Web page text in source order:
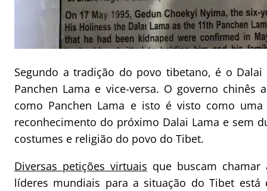
Segundo a tradição do povo tibetano, é o
Panchen Lama e vice-versa. O governo chinês
como Panchen Lama e isto é visto como
reconhecimento do próximo Dalai Lama e sem
costumes e religião do povo do Tibet.
Diversas petições virtuais que buscam
líderes mundiais para a situação do Tibet está